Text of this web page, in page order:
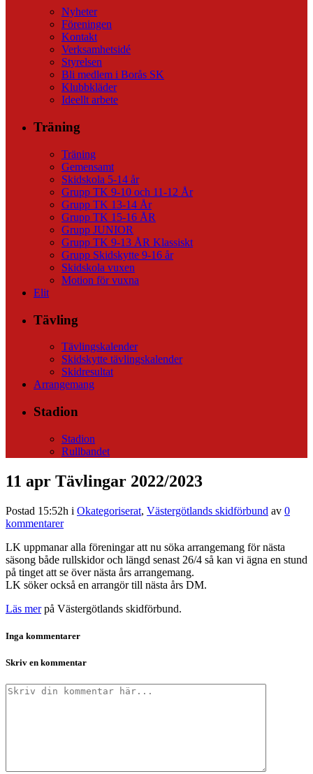
Nyheter
Föreningen
Kontakt
Verksamhetsidé
Styrelsen
Bli medlem i Borås SK
Klubbkläder
Ideellt arbete
Träning
Träning
Gemensamt
Skidskola 5-14 år
Grupp TK 9-10 och 11-12 År
Grupp TK 13-14 År
Grupp TK 15-16 ÅR
Grupp JUNIOR
Grupp TK 9-13 ÅR Klassiskt
Grupp Skidskytte 9-16 år
Skidskola vuxen
Motion för vuxna
Elit
Tävling
Tävlingskalender
Skidskytte tävlingskalender
Skidresultat
Arrangemang
Stadion
Stadion
Rullbandet
11 apr Tävlingar 2022/2023
Postad 15:52h i Okategoriserat, Västergötlands skidförbund av 0
kommentarer
LK uppmanar alla föreningar att nu söka arrangemang för nästa
säsong både rullskidor och längd senast 26/4 så kan vi ägna en stund
på tinget att se över nästa års arrangemang.
LK söker också en arrangör till nästa års DM.
Läs merpå Västergötlands skidförbund.
Inga kommentarer
Skriv en kommentar